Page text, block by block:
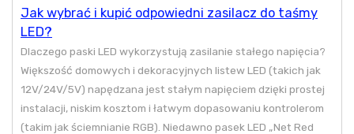
Jak wybrać i kupić odpowiedni zasilacz do taśmy
LED?
Dlaczego paski LED wykorzystują zasilanie stałego napięcia?
Większość domowych i dekoracyjnych listew LED (takich jak
12V/24V/5V) napędzana jest stałym napięciem dzięki prostej
instalacji, niskim kosztom i łatwym dopasowaniu kontrolerom
(takim jak ściemnianie RGB). Niedawno pasek LED „Net Red